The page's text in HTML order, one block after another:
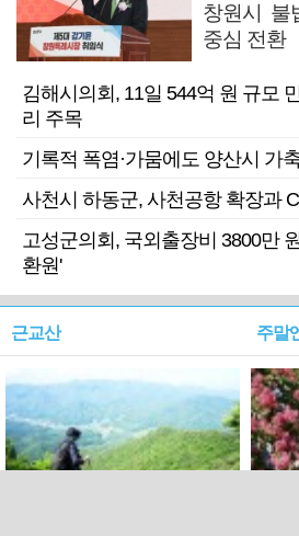
창원시 불
중심 전환
김해시의회, 11일 544억 원 규모
리 주목
기록적 폭염·가뭄에도 양산시 가
사천시 하동군, 사천공항 확장과
고성군의회, 국외출장비 3800만
환원'
근교산 주말